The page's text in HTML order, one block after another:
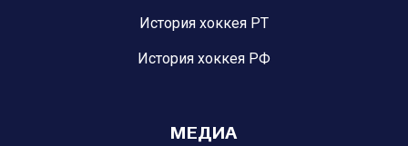
История хоккея РТ
История хоккея РФ
МЕДИА